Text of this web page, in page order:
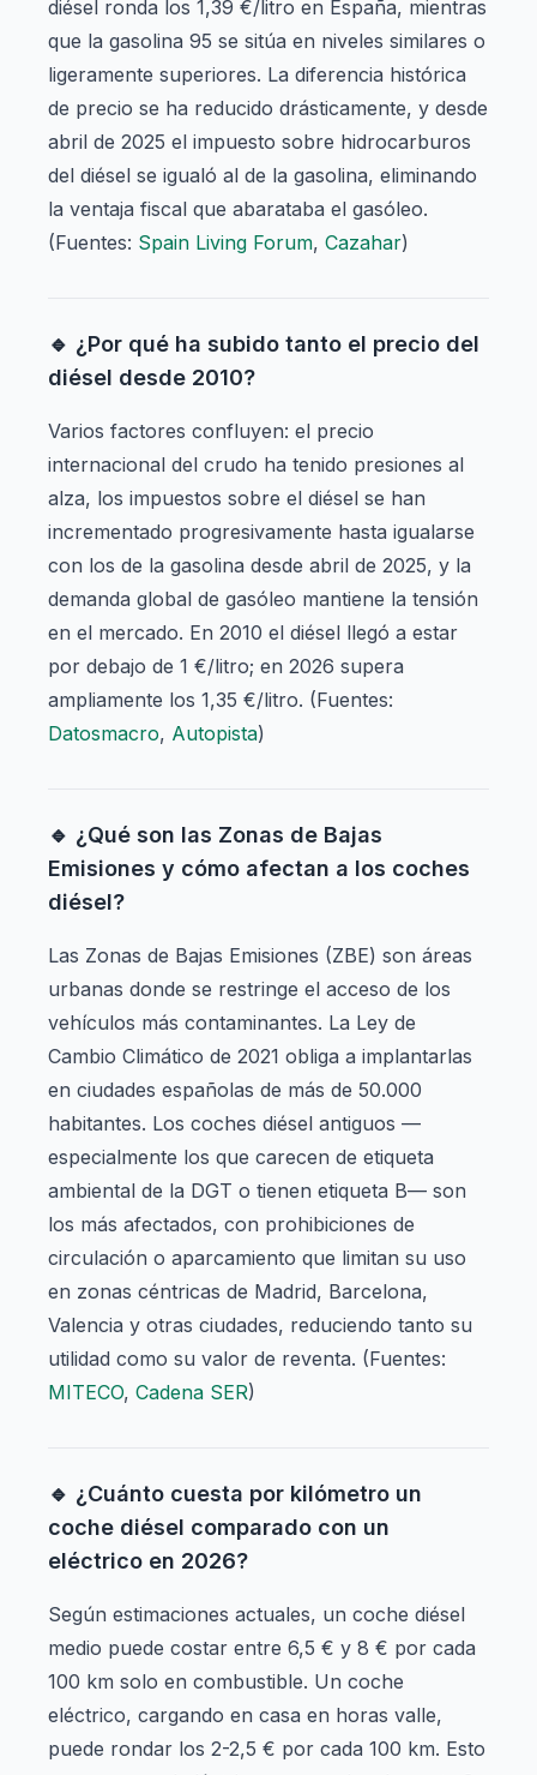
diésel ronda los 1,39 €/litro en España, mientras
que la gasolina 95 se sitúa en niveles similares o
ligeramente superiores. La diferencia histórica
de precio se ha reducido drásticamente, y desde
abril de 2025 el impuesto sobre hidrocarburos
del diésel se igualó al de la gasolina, eliminando
la ventaja fiscal que abarataba el gasóleo.
(Fuentes: Spain Living Forum, Cazahar)
🔹 ¿Por qué ha subido tanto el precio del
diésel desde 2010?
Varios factores confluyen: el precio
internacional del crudo ha tenido presiones al
alza, los impuestos sobre el diésel se han
incrementado progresivamente hasta igualarse
con los de la gasolina desde abril de 2025, y la
demanda global de gasóleo mantiene la tensión
en el mercado. En 2010 el diésel llegó a estar
por debajo de 1 €/litro; en 2026 supera
ampliamente los 1,35 €/litro. (Fuentes:
Datosmacro, Autopista)
🔹 ¿Qué son las Zonas de Bajas
Emisiones y cómo afectan a los coches
diésel?
Las Zonas de Bajas Emisiones (ZBE) son áreas
urbanas donde se restringe el acceso de los
vehículos más contaminantes. La Ley de
Cambio Climático de 2021 obliga a implantarlas
en ciudades españolas de más de 50.000
habitantes. Los coches diésel antiguos —
especialmente los que carecen de etiqueta
ambiental de la DGT o tienen etiqueta B— son
los más afectados, con prohibiciones de
circulación o aparcamiento que limitan su uso
en zonas céntricas de Madrid, Barcelona,
Valencia y otras ciudades, reduciendo tanto su
utilidad como su valor de reventa. (Fuentes:
MITECO, Cadena SER)
🔹 ¿Cuánto cuesta por kilómetro un
coche diésel comparado con un
eléctrico en 2026?
Según estimaciones actuales, un coche diésel
medio puede costar entre 6,5 € y 8 € por cada
100 km solo en combustible. Un coche
eléctrico, cargando en casa en horas valle,
puede rondar los 2-2,5 € por cada 100 km. Esto